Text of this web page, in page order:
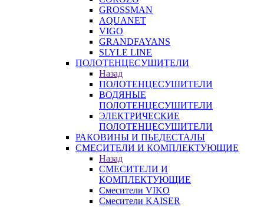
GROSSMAN
AQUANET
VIGO
GRANDFAYANS
SLYLE LINE
ПОЛОТЕНЦЕСУШИТЕЛИ
Назад
ПОЛОТЕНЦЕСУШИТЕЛИ
ВОДЯНЫЕ
ПОЛОТЕНЦЕСУШИТЕЛИ
ЭЛЕКТРИЧЕСКИЕ
ПОЛОТЕНЦЕСУШИТЕЛИ
РАКОВИНЫ И ПЬЕДЕСТАЛЫ
СМЕСИТЕЛИ И КОМПЛЕКТУЮЩИЕ
Назад
СМЕСИТЕЛИ И
КОМПЛЕКТУЮЩИЕ
Смесители VIKO
Смесители KAISER